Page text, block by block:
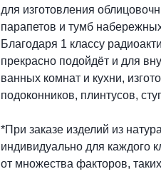
для изготовления
парапетов и тумб
Благодаря 1 классу
прекрасно подойдёт и для
ванных комнат и кухни,
подоконников, плинтусов,
*При заказе изделий из
индивидуально для каждого
от множества факторов,